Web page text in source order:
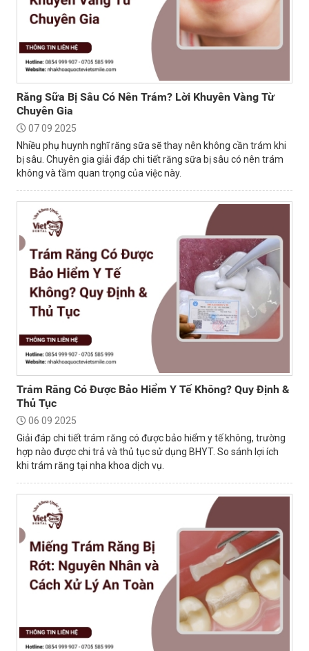
Răng Sữa Bị Sâu Có Nên Trám? Lời Khuyên Vàng Từ
Chuyên Gia
07 09 2025
Nhiều phụ huynh nghĩ răng sữa sẽ thay nên không cần trám khi
bị sâu. Chuyên gia giải đáp chi tiết răng sữa bị sâu có nên trám
không và tầm quan trọng của việc này.
Trám Răng Có Được Bảo Hiểm Y Tế Không? Quy Định &
Thủ Tục
06 09 2025
Giải đáp chi tiết trám răng có được bảo hiểm y tế không, trường
hợp nào được chi trả và thủ tục sử dụng BHYT. So sánh lợi ích
khi trám răng tại nha khoa dịch vụ.